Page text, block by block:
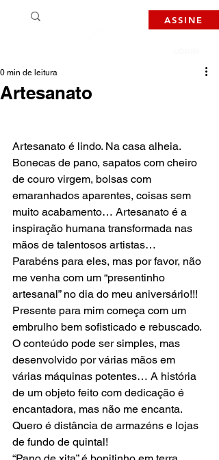
ASSINE
Artesanato
0 min de leitura
Artesanato é lindo. Na casa alheia.
Bonecas de pano, sapatos com cheiro
de couro virgem, bolsas com
emaranhados aparentes, coisas sem
muito acabamento… Artesanato é a
inspiração humana transformada nas
mãos de talentosos artistas…
Parabéns para eles, mas por favor, não
me venha com um “presentinho
artesanal” no dia do meu aniversário!!!
Presente para mim começa com um
embrulho bem sofisticado e rebuscado.
O conteúdo pode ser simples, mas
desenvolvido por várias mãos em
várias máquinas potentes… A história
de um objeto feito com dedicação é
encantadora, mas não me encanta.
Quero é distância de armazéns e lojas
de fundo de quintal!